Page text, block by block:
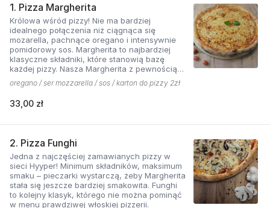
1. Pizza Margherita
Królowa wśród pizzy! Nie ma bardziej
idealnego połączenia niż ciągnąca się
mozarella, pachnące oregano i intensywnie
pomidorowy sos. Margherita to najbardziej
klasyczne składniki, które stanowią bazę
każdej pizzy. Nasza Margherita z pewnością
nie ma sobie równych w okolicy!
oregano / ser mozzarella / sos / karton do pizzy 2zł
33,00 zł
2. Pizza Funghi
Jedna z najczęściej zamawianych pizzy w
sieci Hyyper! Minimum składników, maksimum
smaku – pieczarki wystarczą, żeby Margherita
stała się jeszcze bardziej smakowita. Funghi
to kolejny klasyk, którego nie można pominąć
w menu prawdziwej włoskiej pizzerii.